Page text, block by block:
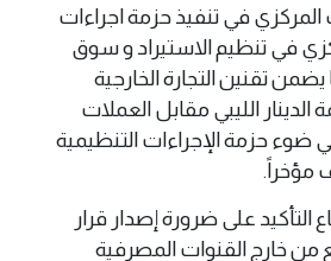
في تنفيذ حزمة اجراءات
في تنظيم الاستيراد و سوق
تقنين التجارة الخارجية
الدينار الليبي مقابل العملات
ضوء حزمة الإجراءات التنظيمية
مؤخراً.
التأكيد على ضرورة إصدار قرار
من خارج القنوات المصرفية